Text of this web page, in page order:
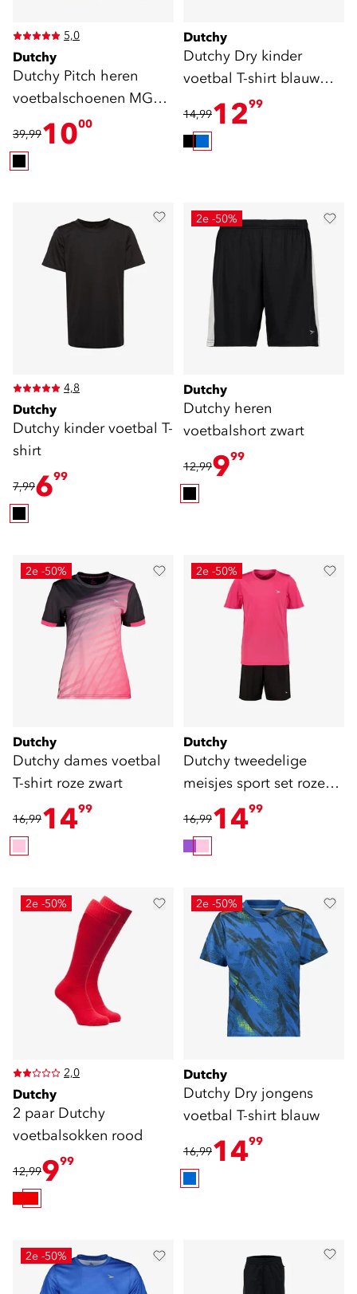
5,0
Dutchy
Dutchy Pitch heren
voetbalschoenen MG
zwart Blauw
39,991000
Dutchy
Dutchy Dry kinder
voetbal T-shirt blauw
oranje
14,991299
4,8
Dutchy
Dutchy kinder voetbal T-
shirt
7,99699
2e -50%
Dutchy
Dutchy heren
voetbalshort zwart
12,99999
2e -50%
Dutchy
Dutchy dames voetbal
T-shirt roze zwart
16,991499
2e -50%
Dutchy
Dutchy tweedelige
meisjes sport set roze
16,991499
2e -50%
2,0
Dutchy
2 paar Dutchy
voetbalsokken rood
12,99999
2e -50%
Dutchy
Dutchy Dry jongens
voetbal T-shirt blauw
16,991499
2e -50%